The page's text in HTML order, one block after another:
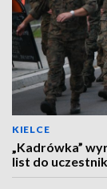
KIELCE
„Kadrówka”
list do